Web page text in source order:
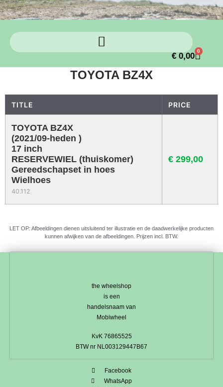
€ 0,00
0
TOYOTA BZ4X
TITLE PRICE
TOYOTA BZ4X
(2021/09-heden )
17 inch
RESERVEWIEL (thuiskomer)
Gereedschapset in hoes
Wielhoes
40.112
€ 299,00
LET OP: Afbeeldingen dienen uitsluitend ter illustratie en de daadwerkelijke producten
kunnen afwijken van de afbeeldingen. Prijzen incl. BTW.
the wheelshop
is een
handelsnaam van
Mobiwheel
KvK 76865525
BTW nr NL003129447B67
Facebook
WhatsApp